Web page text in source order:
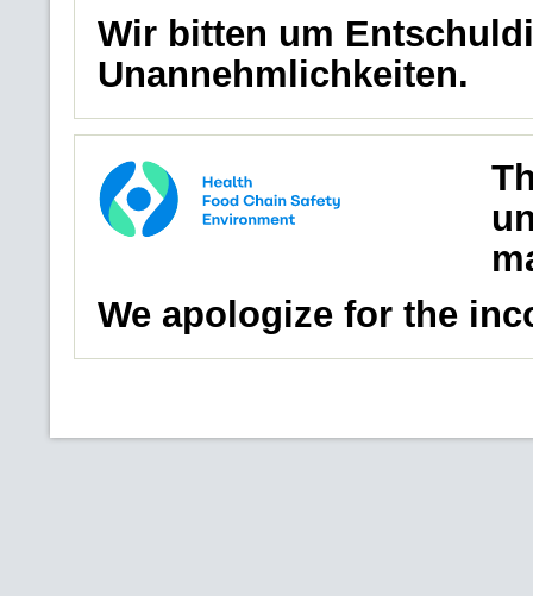
Wir bitten um
Unannehmlichkeiten.
We apologize for the